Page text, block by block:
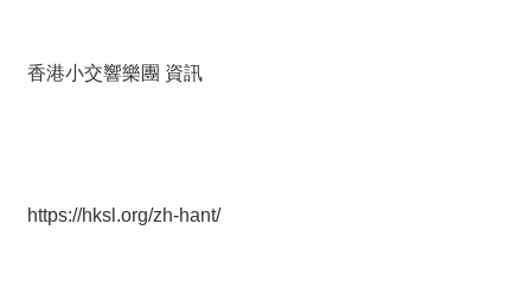
香港小交響樂團 資訊
https://hksl.org/zh-hant/